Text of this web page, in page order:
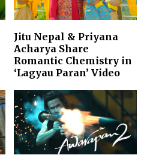
Jitu Nepal & Priyana
Acharya Share
Romantic Chemistry in
‘Lagyau Paran’ Video